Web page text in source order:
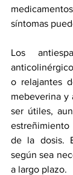
síntomas
Los
o relajantes
mebeverina y
ser útiles,
de la dosis.
según sea
a largo plazo.